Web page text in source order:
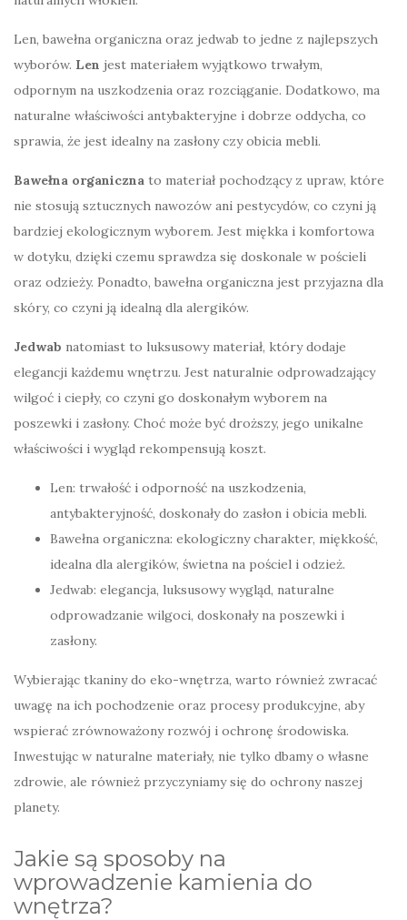
Len, bawełna organiczna oraz jedwab to jedne z najlepszych
wyborów. Len jest materiałem wyjątkowo trwałym,
odpornym na uszkodzenia oraz rozciąganie. Dodatkowo, ma
naturalne właściwości antybakteryjne i dobrze oddycha, co
sprawia, że jest idealny na zasłony czy obicia mebli.
Bawełna organiczna to materiał pochodzący z upraw, które
nie stosują sztucznych nawozów ani pestycydów, co czyni ją
bardziej ekologicznym wyborem. Jest miękka i komfortowa
w dotyku, dzięki czemu sprawdza się doskonale w pościeli
oraz odzieży. Ponadto, bawełna organiczna jest przyjazna dla
skóry, co czyni ją idealną dla alergików.
Jedwab natomiast to luksusowy materiał, który dodaje
elegancji każdemu wnętrzu. Jest naturalnie odprowadzający
wilgoć i ciepły, co czyni go doskonałym wyborem na
poszewki i zasłony. Choć może być droższy, jego unikalne
właściwości i wygląd rekompensują koszt.
Len: trwałość i odporność na uszkodzenia,
antybakteryjność, doskonały do zasłon i obicia mebli.
Bawełna organiczna: ekologiczny charakter, miękkość,
idealna dla alergików, świetna na pościel i odzież.
Jedwab: elegancja, luksusowy wygląd, naturalne
odprowadzanie wilgoci, doskonały na poszewki i
zasłony.
Wybierając tkaniny do eko-wnętrza, warto również zwracać
uwagę na ich pochodzenie oraz procesy produkcyjne, aby
wspierać zrównoważony rozwój i ochronę środowiska.
Inwestując w naturalne materiały, nie tylko dbamy o własne
zdrowie, ale również przyczyniamy się do ochrony naszej
planety.
Jakie są sposoby na
wprowadzenie kamienia do
wnętrza?